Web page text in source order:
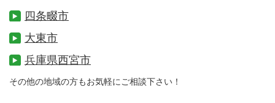
四条畷市
大東市
兵庫県西宮市
その他の地域の方もお気軽にご相談下さい！